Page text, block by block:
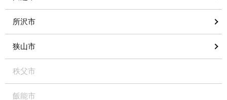
所沢市
狭山市
秩父市
飯能市